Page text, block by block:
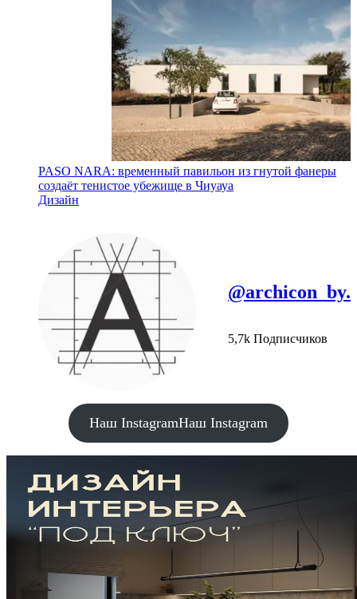
PASO NARA: временный павильон из гнутой фанеры
создаёт тенистое убежище в Чиуауа
Дизайн
@archicon_by.
5,7k Подписчиков
Наш InstagramНаш Instagram